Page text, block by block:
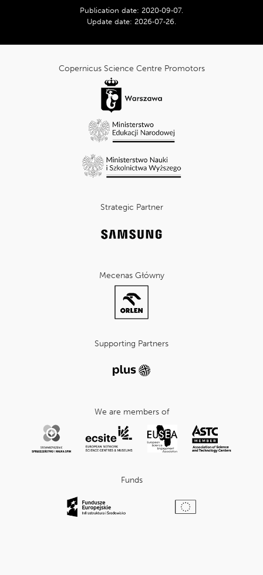
Publication date: 2020‑09‑07.
Update date: 2026‑07‑26.
Copernicus Science Centre Promotors
Strategic Partner
Mecenas Główny
Supporting Partners
We are members of
Funds